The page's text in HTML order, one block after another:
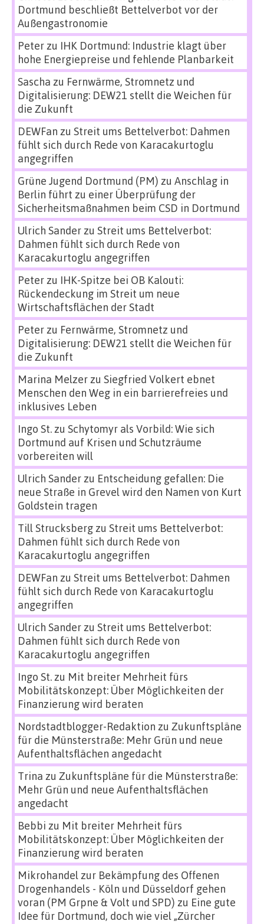
Dortmund beschließt Bettelverbot vor der
Außengastronomie
Peterzu IHK Dortmund: Industrie klagt über
hohe Energiepreise und fehlende Planbarkeit
Sascha zu Fernwärme, Stromnetz und
Digitalisierung: DEW21 stellt die Weichen für
die Zukunft
DEWFan zu Streit ums Bettelverbot: Dahmen
fühlt sich durch Rede von Karacakurtoglu
angegriffen
Grüne Jugend Dortmund (PM) zu Anschlag in
Berlin führt zu einer Überprüfung der
Sicherheitsmaßnahmen beim CSD in Dortmund
Ulrich Sanderzu Streit ums Bettelverbot:
Dahmen fühlt sich durch Rede von
Karacakurtoglu angegriffen
Peterzu IHK-Spitze bei OB Kalouti:
Rückendeckung im Streit um neue
Wirtschaftsflächen der Stadt
Peterzu Fernwärme, Stromnetz und
Digitalisierung: DEW21 stellt die Weichen für
die Zukunft
Marina Melzerzu Siegfried Volkert ebnet
Menschen den Weg in ein barrierefreies und
inklusives Leben
Ingo St.zu Schytomyr als Vorbild: Wie sich
Dortmund auf Krisen und Schutzräume
vorbereiten will
Ulrich Sanderzu Entscheidung gefallen: Die
neue Straße in Grevel wird den Namen von Kurt
Goldstein tragen
Till Strucksbergzu Streit ums Bettelverbot:
Dahmen fühlt sich durch Rede von
Karacakurtoglu angegriffen
DEWFan zu Streit ums Bettelverbot: Dahmen
fühlt sich durch Rede von Karacakurtoglu
angegriffen
Ulrich Sanderzu Streit ums Bettelverbot:
Dahmen fühlt sich durch Rede von
Karacakurtoglu angegriffen
Ingo St.zu Mit breiter Mehrheit fürs
Mobilitätskonzept: Über Möglichkeiten der
Finanzierung wird beraten
Nordstadtblogger-Redaktion zu Zukunftspläne
für die Münsterstraße: Mehr Grün und neue
Aufenthaltsflächen angedacht
Trina zu Zukunftspläne für die Münsterstraße:
Mehr Grün und neue Aufenthaltsflächen
angedacht
Bebbi zu Mit breiter Mehrheit fürs
Mobilitätskonzept: Über Möglichkeiten der
Finanzierung wird beraten
Mikrohandel zur Bekämpfung des Offenen
Drogenhandels - Köln und Düsseldorf gehen
voran (PM Grpne & Volt und SPD) zu Eine gute
Idee für Dortmund, doch wie viel „Zürcher